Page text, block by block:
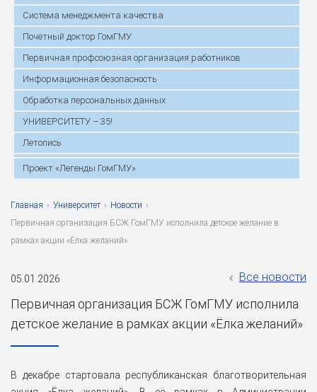
Система менеджмента качества
Почётный доктор ГомГМУ
Первичная профсоюзная организация работников
Информационная безопасность
Обработка персональных данных
УНИВЕРСИТЕТУ – 35!
Летопись
Проект «Легенды ГомГМУ»
Главная › Университет › Новости ›
Первичная организация БСЖ ГомГМУ исполнила детское желание в
рамках акции «Ёлка желаний»
05.01.2026 Все новости
Первичная организация БСЖ ГомГМУ исполнила
детское желание в рамках акции «Ёлка желаний»
В декабре стартовала республиканская благотворительная